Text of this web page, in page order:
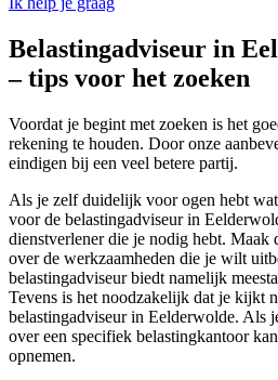
Belastingadviseur in
– tips voor het zoeken
Voordat je begint met zoeken is het
rekening te houden. Door onze
eindigen bij een veel betere partij.
Als je zelf duidelijk voor ogen hebt
voor de belastingadviseur in
dienstverlener die je nodig hebt. Maak
over de werkzaamheden die je wilt
belastingadviseur biedt namelijk
Tevens is het noodzakelijk dat je kijkt
belastingadviseur in Eelderwolde. Als
over een specifiek belastingkantoor
opnemen.